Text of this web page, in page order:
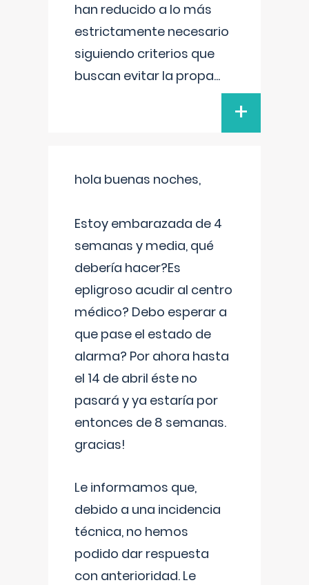
han reducido a lo más
estrictamente necesario
siguiendo criterios que
buscan evitar la propa...
+
hola buenas noches,
Estoy embarazada de 4
semanas y media, qué
debería hacer?Es
epligroso acudir al centro
médico? Debo esperar a
que pase el estado de
alarma? Por ahora hasta
el 14 de abril éste no
pasará y ya estaría por
entonces de 8 semanas.
gracias!
Le informamos que,
debido a una incidencia
técnica, no hemos
podido dar respuesta
con anterioridad. Le